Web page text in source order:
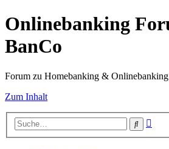
Onlinebanking
BanCo
Forum zu Homebanking &
Zum Inhalt
Suche